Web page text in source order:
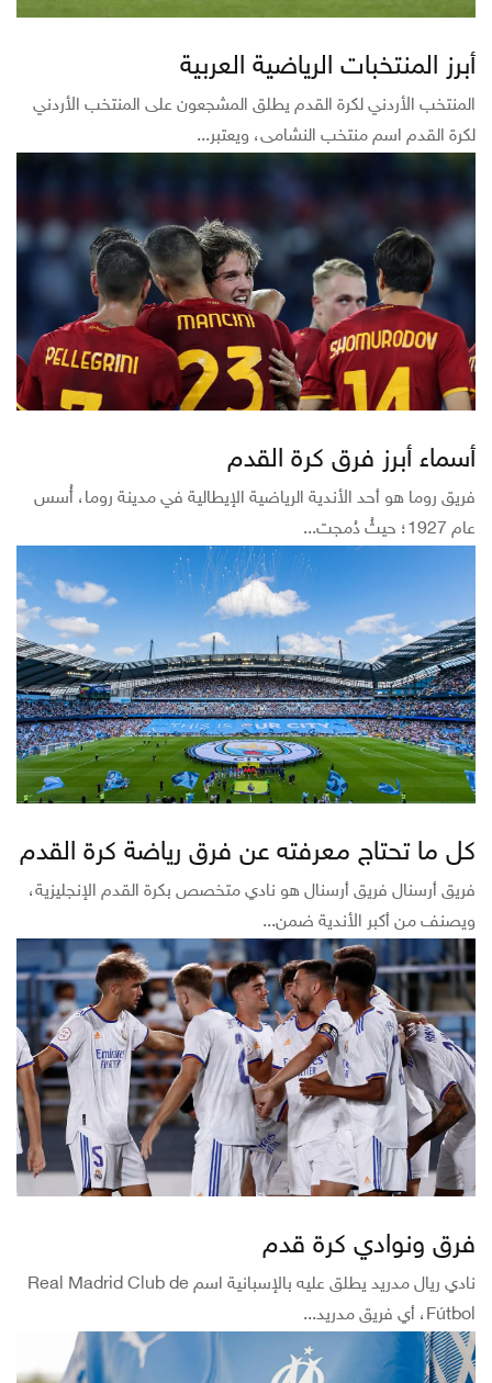
أبرز المنتخبات الرياضية العربية
المنتخب الأردني لكرة القدم يطلق المشجعون على المنتخب الأردني
لكرة القدم اسم منتخب النشامى، ويعتبر...
أسماء أبرز فرق كرة القدم
فريق روما هو أحد الأندية الرياضية الإيطالية في مدينة روما، أُسس
عام 1927؛ حيثُ دُمجت...
كل ما تحتاج معرفته عن فرق رياضة كرة القدم
فريق أرسنال فريق أرسنال هو نادي متخصص بكرة القدم الإنجليزية،
ويصنف من أكبر الأندية ضمن...
فرق ونوادي كرة قدم
نادي ريال مدريد يطلق عليه بالإسبانية اسم Real Madrid Club de
Fútbol، أي فريق مدريد...